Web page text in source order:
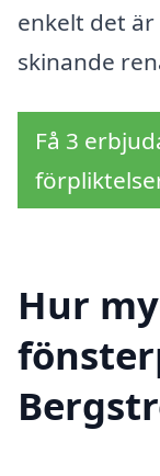
enkelt det
skinande
Få 3
Hur